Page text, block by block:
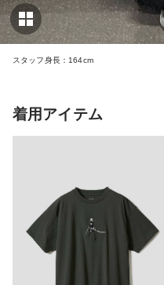
スタッフ身長：164cm
着用アイテム